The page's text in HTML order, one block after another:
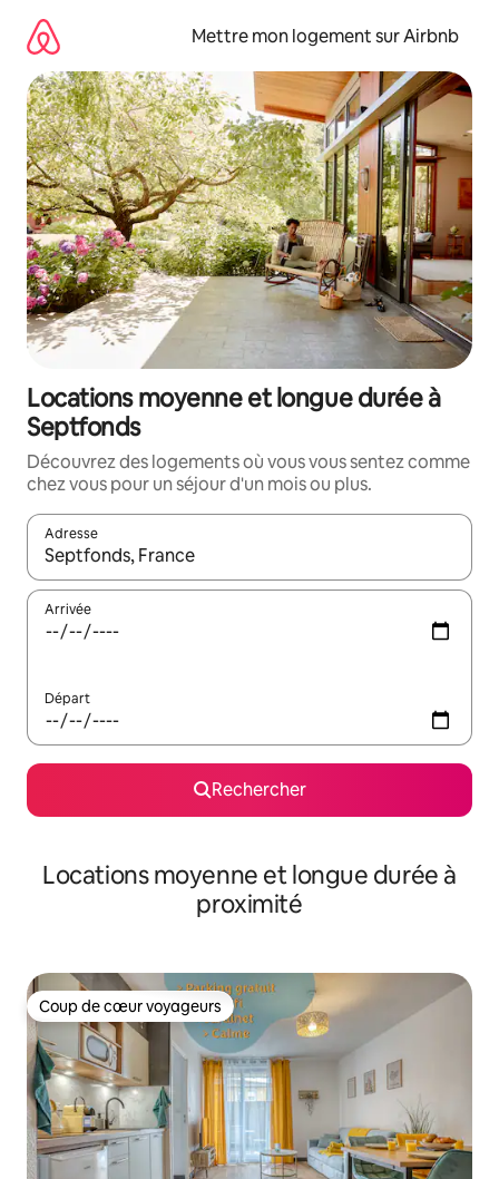
directement
contenu
Mettre mon logement sur Airbnb
Locations moyenne et longue durée à
Septfonds
Découvrez des logements où vous vous sentez comme
chez vous pour un séjour d'un mois ou plus.
Adresse
Lorsque les résultats s'affichent, utilisez les flèches vers le
Arrivée
Départ
Rechercher
Locations moyenne et longue durée à
proximité
Coup de cœur voyageurs
Coup de cœur voyageurs